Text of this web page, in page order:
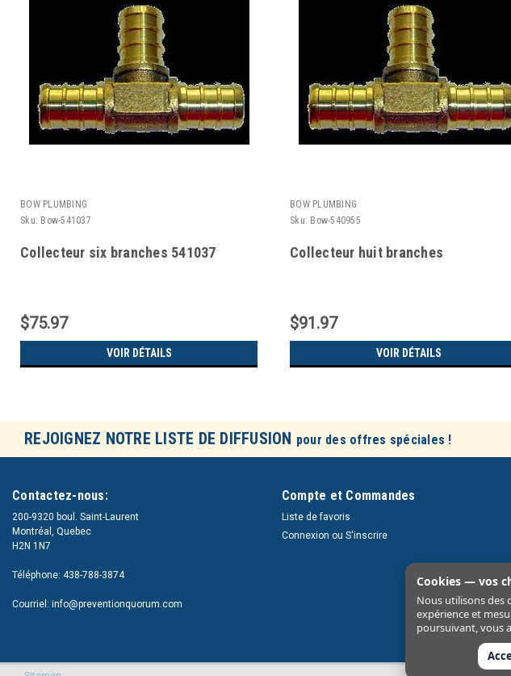
BOW PLUMBING
Sku: Bow-541037
Collecteur six branches 541037
$75.97
VOIR DÉTAILS
BOW PLUMBING
Sku: Bow-540955
Collecteur huit branches
$91.97
VOIR DÉTAILS
REJOIGNEZ NOTRE LISTE DE DIFFUSION pour des offres spéciales !
Contactez-nous:
200-9320 boul. Saint-Laurent
Montréal, Quebec
H2N 1N7
Téléphone: 438-788-3874
Courriel: info@preventionquorum.com
Compte et Commandes
Liste de favoris
Connexion ou S'inscrire
Cookies — vos
Nous utilisons des
expérience et
poursuivant, vous